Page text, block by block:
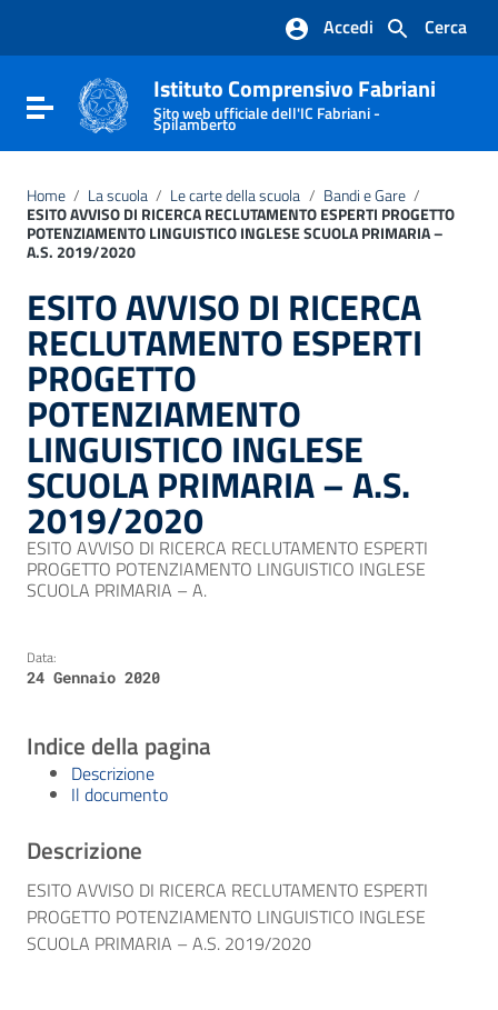
Vai al footer
Cerca
Accedi
Attiva / disattiva la navigazione
Istituto Comprensivo Fabriani
Sito web ufficiale dell'IC Fabriani -
Spilamberto
Home / La scuola / Le carte della scuola / Bandi e Gare /
ESITO AVVISO DI RICERCA RECLUTAMENTO ESPERTI PROGETTO
POTENZIAMENTO LINGUISTICO INGLESE SCUOLA PRIMARIA –
A.S. 2019/2020
ESITO AVVISO DI RICERCA
RECLUTAMENTO ESPERTI
PROGETTO
POTENZIAMENTO
LINGUISTICO INGLESE
SCUOLA PRIMARIA – A.S.
2019/2020
ESITO AVVISO DI RICERCA RECLUTAMENTO ESPERTI
PROGETTO POTENZIAMENTO LINGUISTICO INGLESE
SCUOLA PRIMARIA – A.
Data:
24 Gennaio 2020
Indice della pagina
Descrizione
Il documento
Descrizione
ESITO AVVISO DI RICERCA RECLUTAMENTO ESPERTI
PROGETTO POTENZIAMENTO LINGUISTICO INGLESE
SCUOLA PRIMARIA – A.S. 2019/2020